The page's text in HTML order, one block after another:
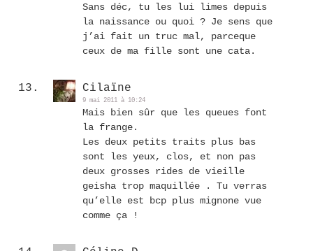
Sans déc, tu les lui limes depuis
la naissance ou quoi ? Je sens que
j’ai fait un truc mal, parceque
ceux de ma fille sont une cata.
Cilaïne
9 mai 2011 à 10:24
Mais bien sûr que les queues font
la frange.
Les deux petits traits plus bas
sont les yeux, clos, et non pas
deux grosses rides de vieille
geisha trop maquillée . Tu verras
qu’elle est bcp plus mignone vue
comme ça !